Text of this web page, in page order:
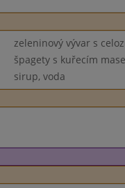
zeleninový vývar s
špagety s kuřecím
sirup, voda